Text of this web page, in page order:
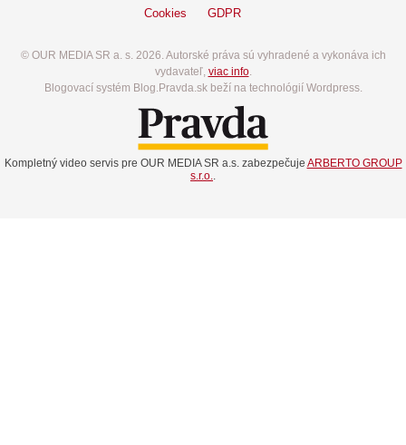
Cookies GDPR
© OUR MEDIA SR a. s. 2026. Autorské práva sú vyhradené a vykonáva ich
vydavateľ, viac info.
Blogovací systém Blog.Pravda.sk beží na technológií Wordpress.
Kompletný video servis pre OUR MEDIA SR a.s. zabezpečuje ARBERTO GROUP
s.r.o..